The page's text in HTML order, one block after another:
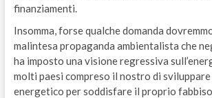
finanziamenti.
Insomma, forse qualche domanda
malintesa propaganda ambientalista che
ha imposto una visione regressiva
molti paesi compreso il nostro di
energetico per soddisfare il proprio